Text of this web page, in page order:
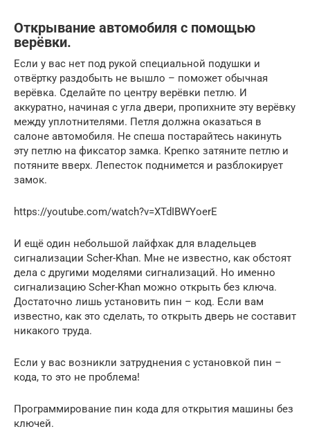
Открывание автомобиля с помощью
верёвки.
Если у вас нет под рукой специальной подушки и
отвёртку раздобыть не вышло – поможет обычная
верёвка. Сделайте по центру верёвки петлю. И
аккуратно, начиная с угла двери, пропихните эту верёвку
между уплотнителями. Петля должна оказаться в
салоне автомобиля. Не спеша постарайтесь накинуть
эту петлю на фиксатор замка. Крепко затяните петлю и
потяните вверх. Лепесток поднимется и разблокирует
замок.
https://youtube.com/watch?v=XTdIBWYoerE
И ещё один небольшой лайфхак для владельцев
сигнализации Scher-Khan. Мне не известно, как обстоят
дела с другими моделями сигнализаций. Но именно
сигнализацию Scher-Khan можно открыть без ключа.
Достаточно лишь установить пин – код. Если вам
известно, как это сделать, то открыть дверь не составит
никакого труда.
Если у вас возникли затруднения с установкой пин –
кода, то это не проблема!
Программирование пин кода для открытия машины без
ключей.